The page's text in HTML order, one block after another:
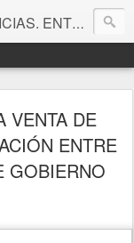
CANAL DE VÍDEOS. GALERÍA DE FOTOGRAFÍAS.
VENTA DE
ENTRE
GOBIERNO